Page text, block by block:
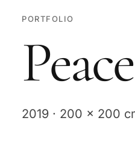
PORTFOLIO
2019 · 200 x 200